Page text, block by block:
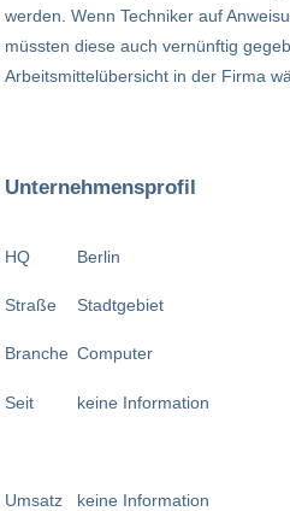
werden. Wenn Techniker auf
müssten diese auch vernünftig
Arbeitsmittelübersicht in der Firma
Unternehmensprofil
HQ
Straße
Branche
Seit
Umsatz
Berlin
Stadtgebiet
Computer
keine Information
keine Information